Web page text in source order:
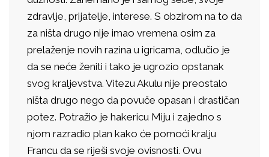
zdravlje, prijatelje, interese. S obzirom na to da
za ništa drugo nije imao vremena osim za
prelaženje novih razina u igricama, odlučio je
da se neće ženiti i tako je ugrozio opstanak
svog kraljevstva. Vitezu Akulu nije preostalo
ništa drugo nego da povuče opasan i drastičan
potez. Potražio je hakericu Miju i zajedno s
njom razradio plan kako će pomoći kralju
Francu da se riješi svoje ovisnosti. Ovu